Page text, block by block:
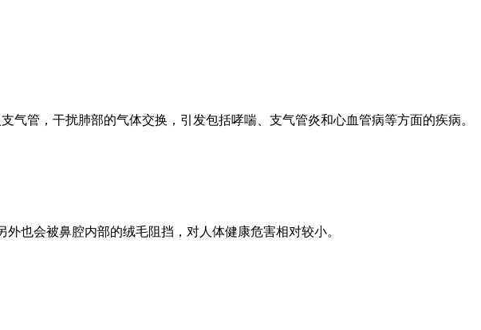
管，干扰肺部的气体交换，引发包括哮喘、支气管炎和心血管病等方面的疾病。
也会被鼻腔内部的绒毛阻挡，对人体健康危害相对较小。